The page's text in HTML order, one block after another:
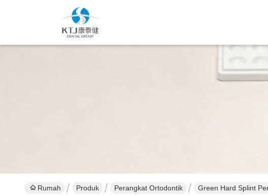
Rumah Produk Perangkat Ortodontik Green Hard Splint